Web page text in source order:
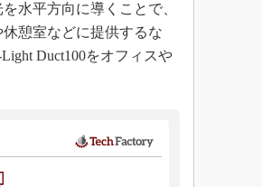
水平方向に導くことで、
憩室などに提供するな
Duct100をオフィスや